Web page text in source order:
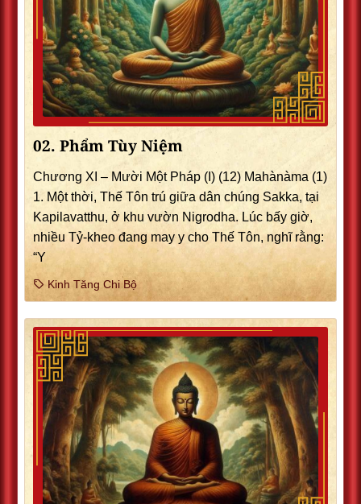
02. Phẩm Tùy Niệm
Chương XI – Mười Một Pháp (I) (12) Mahànàma (1)
1. Một thời, Thế Tôn trú giữa dân chúng Sakka, tại
Kapilavatthu, ở khu vườn Nigrodha. Lúc bấy giờ,
nhiều Tỷ-kheo đang may y cho Thế Tôn, nghĩ rằng:
“Y
Kinh Tăng Chi Bộ